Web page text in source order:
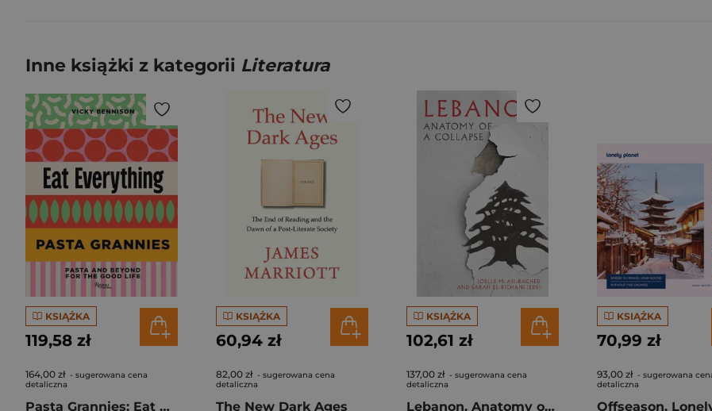
Inne książki z kategorii Literatura
KSIĄŻKA
119,58 zł
164,00 zł - sugerowana cena
detaliczna
Pasta Grannies: Eat Everything
KSIĄŻKA
60,94 zł
82,00 zł - sugerowana cena
detaliczna
The New Dark Ages
KSIĄŻKA
102,61 zł
137,00 zł - sugerowana cena
detaliczna
Lebanon. Anatomy of a Collapse
KSIĄŻKA
70,99 zł
93,00 zł - sugerowana
detaliczna